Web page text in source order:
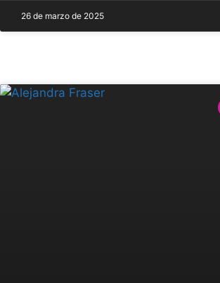
26 de marzo de 2025